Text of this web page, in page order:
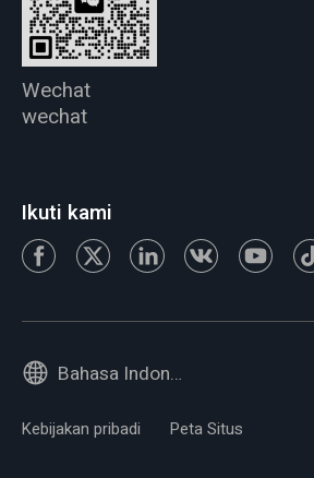
Wechat
wechat
Ikuti kami
Bahasa Indonesia
Kebijakan pribadi Peta Situs